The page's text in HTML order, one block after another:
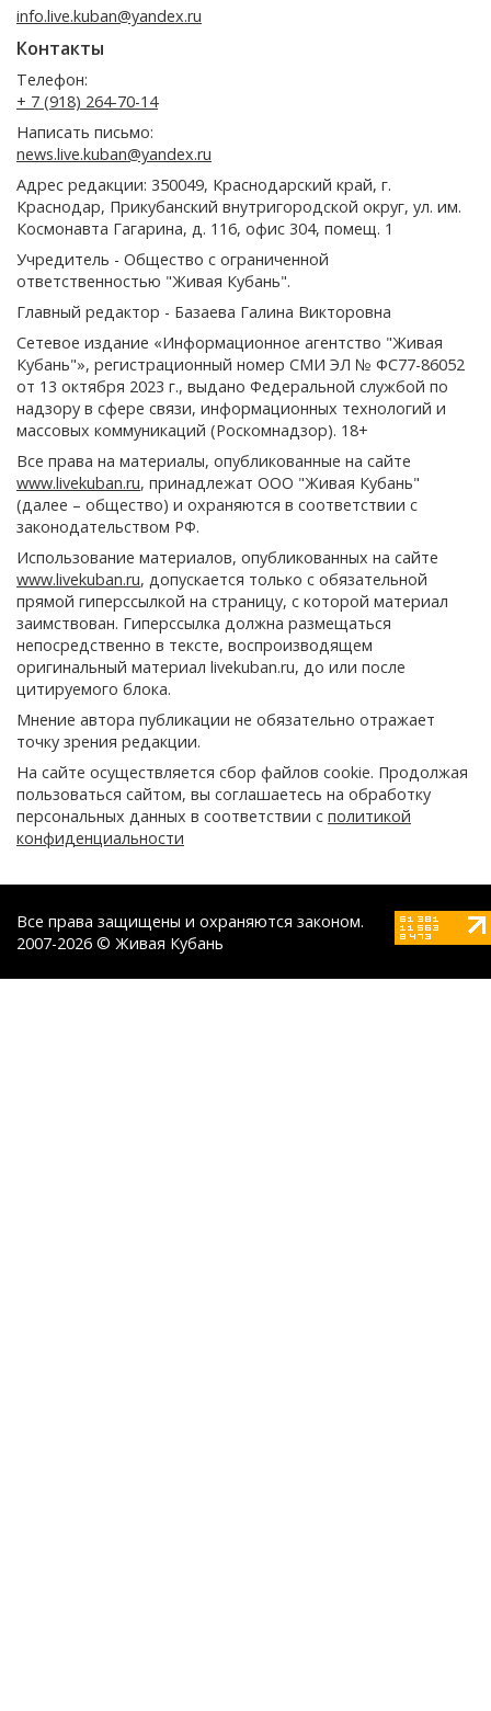
info.live.kuban@yandex.ru
Контакты
Телефон:
+ 7 (918) 264-70-14
Написать письмо:
news.live.kuban@yandex.ru
Адрес редакции: 350049, Краснодарский край, г.
Краснодар, Прикубанский внутригородской округ, ул. им.
Космонавта Гагарина, д. 116, офис 304, помещ. 1
Учредитель - Общество с ограниченной
ответственностью "Живая Кубань".
Главный редактор - Базаева Галина Викторовна
Сетевое издание «Информационное агентство "Живая
Кубань"», регистрационный номер СМИ ЭЛ № ФС77-86052
от 13 октября 2023 г., выдано Федеральной службой по
надзору в сфере связи, информационных технологий и
массовых коммуникаций (Роскомнадзор). 18+
Все права на материалы, опубликованные на сайте
www.livekuban.ru, принадлежат ООО "Живая Кубань"
(далее – общество) и охраняются в соответствии с
законодательством РФ.
Использование материалов, опубликованных на сайте
www.livekuban.ru, допускается только с обязательной
прямой гиперссылкой на страницу, с которой материал
заимствован. Гиперссылка должна размещаться
непосредственно в тексте, воспроизводящем
оригинальный материал livekuban.ru, до или после
цитируемого блока.
Мнение автора публикации не обязательно отражает
точку зрения редакции.
На сайте осуществляется сбор файлов cookie. Продолжая
пользоваться сайтом, вы соглашаетесь на обработку
персональных данных в соответствии с политикой
конфиденциальности
Все права защищены и охраняются законом.
2007-2026 © Живая Кубань